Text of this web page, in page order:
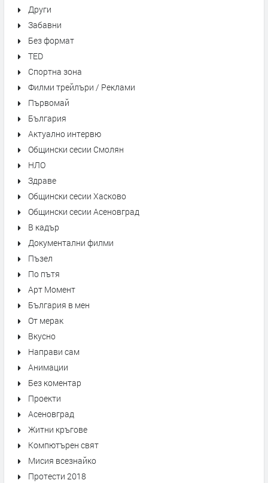
Други
Забавни
Без формат
TED
Спортна зона
Филми трейлъри / Реклами
Първомай
България
Актуално интервю
Общински сесии Смолян
НЛО
Здраве
Общински сесии Хасково
Общински сесии Асеновград
В кадър
Документални филми
Пъзел
По пътя
Арт Момент
България в мен
От мерак
Вкусно
Направи сам
Анимации
Без коментар
Проекти
Асеновград
Житни кръгове
Компютърен свят
Мисия всезнайко
Протести 2018